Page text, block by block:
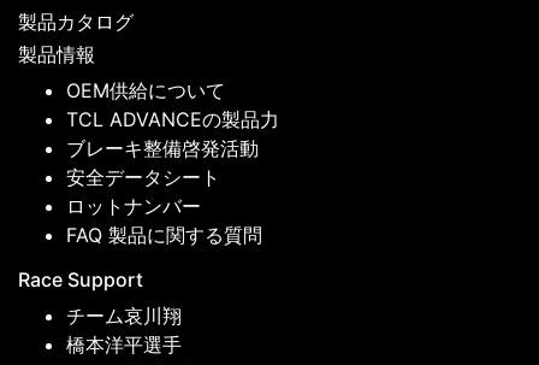
製品カタログ
製品情報
OEM供給について
TCL ADVANCEの製品力
ブレーキ整備啓発活動
安全データシート
ロットナンバー
FAQ 製品に関する質問
Race Support
チーム哀川翔
橋本洋平選手